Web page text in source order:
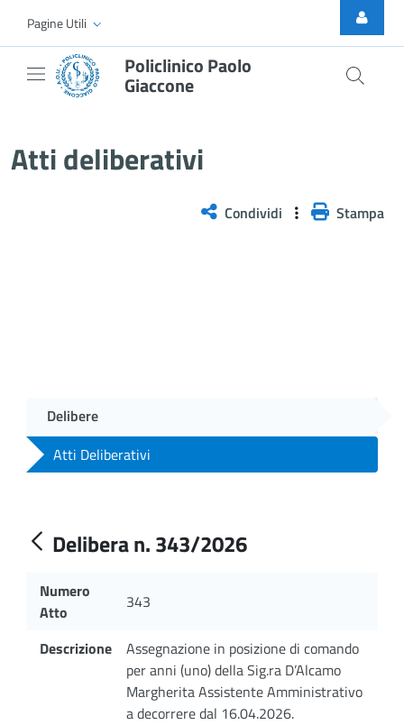
Skip to Main Content
Pagine Utili
Policlinico Paolo
Giaccone
Atti deliberativi
Condividi Stampa
Delibere
Atti Deliberativi
Delibera n. 343/2026
Numero
Atto
343
Descrizione
Assegnazione in posizione di comando
per anni (uno) della Sig.ra D’Alcamo
Margherita Assistente Amministrativo
a decorrere dal 16.04.2026.